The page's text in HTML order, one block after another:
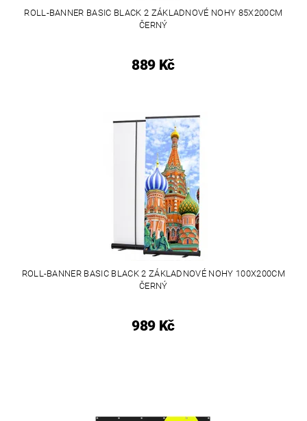
ROLL-BANNER BASIC BLACK 2 ZÁKLADNOVÉ NOHY 85X200CM
ČERNÝ
889 Kč
ROLL-BANNER BASIC BLACK 2 ZÁKLADNOVÉ NOHY 100X200CM
ČERNÝ
989 Kč